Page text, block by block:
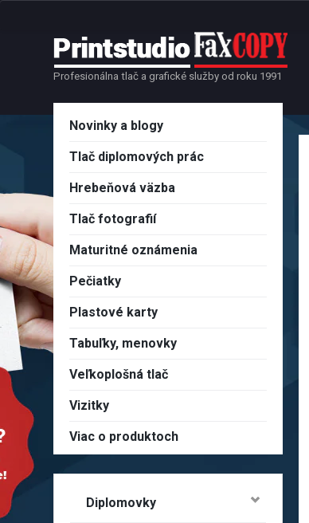
Profesionálna tlač a grafické služby od roku 1991
Novinky a blogy
Tlač diplomových prác
Hrebeňová väzba
Tlač fotografií
Maturitné oznámenia
Pečiatky
Plastové karty
Tabuľky, menovky
Veľkoplošná tlač
Vizitky
Viac o produktoch
Diplomovky